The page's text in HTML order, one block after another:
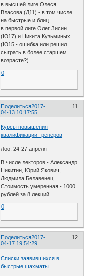
в высшей лиге Олеся
Власова (Д11) - в том числе
на быстрые и блиц
в первой лиге Олег Зисин
(Ю17) и Никита Кузьминых
(Ю15 - ошибка или решил
сыграть в более старшем
возрасте?)
0
Поделиться 11
2017-
04-13 10:17:55
Курсы повышения
квалификации тренеров
Лоо, 24-27 апреля
В числе лекторов - Александр
Никитин, Юрий Якович,
Людмила Белавенец
Стоимость умеренная - 1000
рублей за 8 лекций
0
Поделиться 12
2017-
04-17 19:54:29
Списки заявившихся в
быстрые шахматы